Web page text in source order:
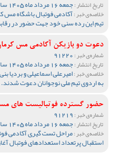
تاریخ انتشار :جمعه 16 مرداد ماه 1405 ساعت 17:31
خلاصه‌ی خبر :آکادمی فوتبال باشگاه مس
تیم این رده سنی خود جهت حضور در
دعوت دو بازیکن آکادمی مس
شماره‌ی خبر :
تاریخ انتشار :جمعه 16 مرداد ماه 1405 ساعت 00:31
خلاصه‌ی خبر :امیرعلی اسماعیلی و بردیا
به اردوی تیم ملی نوجوانان دعوت شدند.
حضور گسترده فوتبالیست های
شماره‌ی خبر :
تاریخ انتشار :جمعه 16 مرداد ماه 1405 ساعت 00:23
خلاصه‌ی خبر :مراحل تست گیری آکادمی
استقبال پرتعداد استعدادهای فوتبال